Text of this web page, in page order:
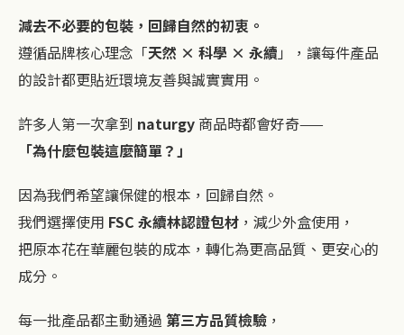
減去不必要的包裝，回歸自然的初衷。
遵循品牌核心理念「天然 × 科學 × 永續 」，讓每件產品
的設計都更貼近環境友善與誠實實用。
許多人第一次拿到 naturgy 商品時都會好奇——
「為什麼包裝這麼簡單？」
因為我們希望讓保健的根本，回歸自然。
我們選擇使用 FSC 永續林認證包材 ，減少外盒使用，
把原本花在華麗包裝的成本，轉化為更高品質、更安心的
成分。
每一批產品都主動通過 第三方品質檢驗 ，